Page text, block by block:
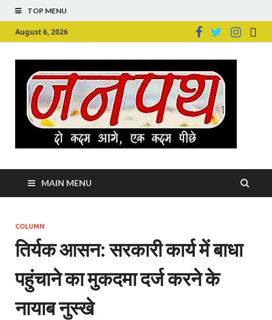
TOP MENU
August 6, 2026
MAIN MENU
COLUMN
तिर्यक आसन: सरकारी कार्य में बाधा
पहुंचाने का मुकदमा दर्ज करने के
नायाब नुस्खे